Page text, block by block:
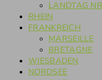
LANDTAG
RHEIN
FRANKREICH
MARSEILLE
BRETAGNE
WIESBADEN
NORDSEE